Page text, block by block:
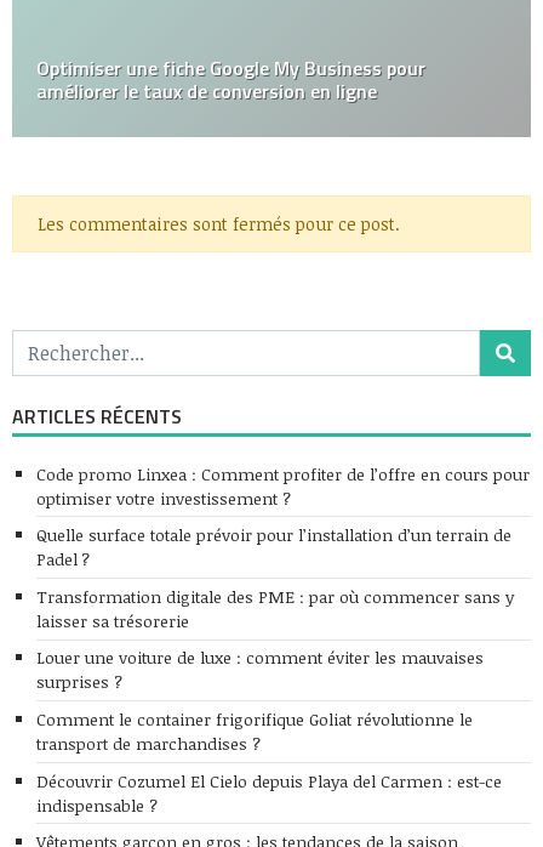
Optimiser une fiche Google My Business pour
améliorer le taux de conversion en ligne
Les commentaires sont fermés pour ce post.
ARTICLES RÉCENTS
Code promo Linxea : Comment profiter de l’offre en cours pour
optimiser votre investissement ?
Quelle surface totale prévoir pour l’installation d’un terrain de
Padel ?
Transformation digitale des PME : par où commencer sans y
laisser sa trésorerie
Louer une voiture de luxe : comment éviter les mauvaises
surprises ?
Comment le container frigorifique Goliat révolutionne le
transport de marchandises ?
Découvrir Cozumel El Cielo depuis Playa del Carmen : est-ce
indispensable ?
Vêtements garçon en gros : les tendances de la saison